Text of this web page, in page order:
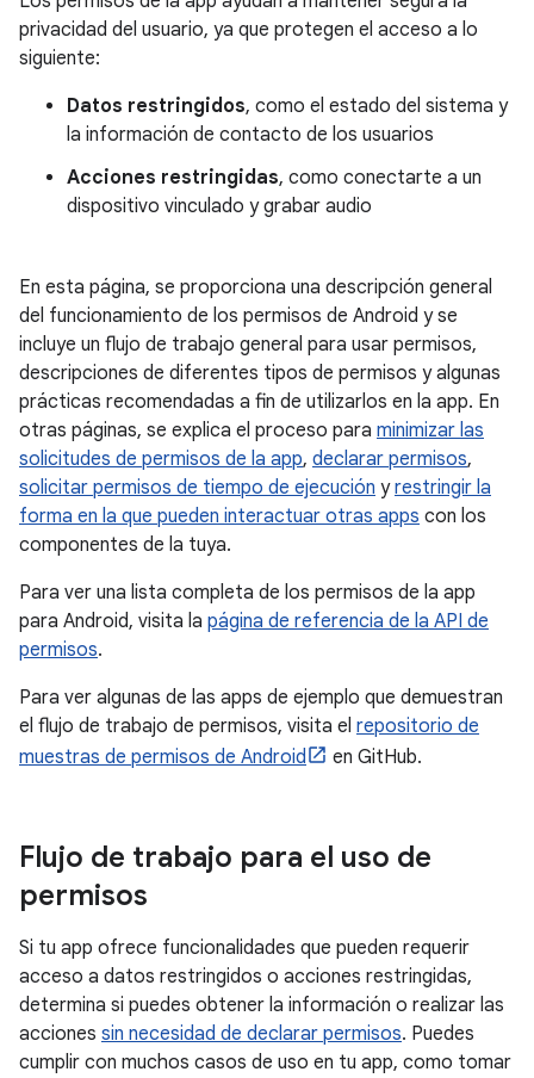
privacidad del usuario, ya que protegen el acceso a lo
siguiente:
Datos restringidos, como el estado del sistema y
la información de contacto de los usuarios
Acciones restringidas, como conectarte a un
dispositivo vinculado y grabar audio
En esta página, se proporciona una descripción general
del funcionamiento de los permisos de Android y se
incluye un flujo de trabajo general para usar permisos,
descripciones de diferentes tipos de permisos y algunas
prácticas recomendadas a fin de utilizarlos en la app. En
otras páginas, se explica el proceso para minimizar las
solicitudes de permisos de la app, declarar permisos,
solicitar permisos de tiempo de ejecución yrestringir la
forma en la que pueden interactuar otras apps con los
componentes de la tuya.
Para ver una lista completa de los permisos de la app
para Android, visita la página de referencia de la API de
permisos.
Para ver algunas de las apps de ejemplo que demuestran
el flujo de trabajo de permisos, visita el repositorio de
muestras de permisos de Android
en GitHub.
Flujo de trabajo para el uso de
permisos
Si tu app ofrece funcionalidades que pueden requerir
acceso a datos restringidos o acciones restringidas,
determina si puedes obtener la información o realizar las
acciones sin necesidad de declarar permisos. Puedes
cumplir con muchos casos de uso en tu app, como tomar